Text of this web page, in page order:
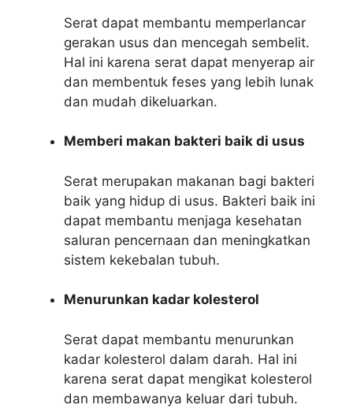
Serat dapat membantu memperlancar
gerakan usus dan mencegah sembelit.
Hal ini karena serat dapat menyerap air
dan membentuk feses yang lebih lunak
dan mudah dikeluarkan.
Memberi makan bakteri baik di usus
Serat merupakan makanan bagi bakteri
baik yang hidup di usus. Bakteri baik ini
dapat membantu menjaga kesehatan
saluran pencernaan dan meningkatkan
sistem kekebalan tubuh.
Menurunkan kadar kolesterol
Serat dapat membantu menurunkan
kadar kolesterol dalam darah. Hal ini
karena serat dapat mengikat kolesterol
dan membawanya keluar dari tubuh.